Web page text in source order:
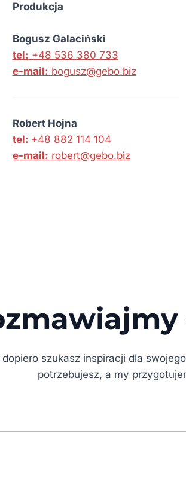
Produkcja
Bogusz Galaciński
tel: +48 536 380 733
e-mail: bogusz@gebo.biz
Robert Hojna
tel: +48 882 114 104
e-mail: robert@gebo.biz
szukasz inspiracji dla
potrzebujesz, a my